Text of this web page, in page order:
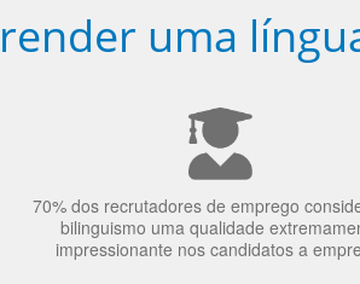
uma
70% dos recrutadores de emprego
bilinguismo uma qualidade
impressionante nos candidatos a